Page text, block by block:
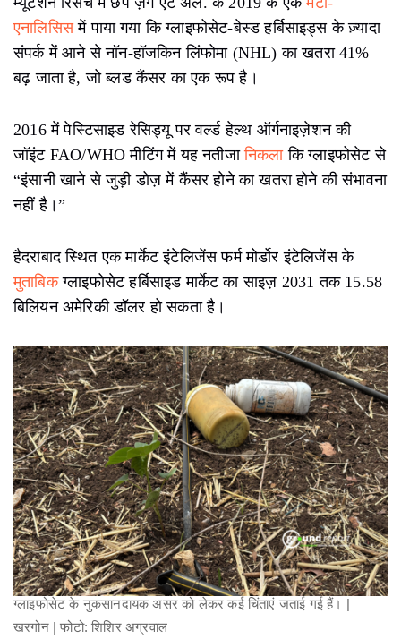
एनालिसिसमें पाया गया कि ग्लाइफोसेट-बेस्ड हर्बिसाइड्स के ज़्यादा
संपर्क में आने से नॉन-हॉजकिन लिंफोमा (NHL) का खतरा 41%
बढ़ जाता है, जो ब्लड कैंसर का एक रूप है।
2016 में पेस्टिसाइड रेसिड्यू पर वर्ल्ड हेल्थ ऑर्गनाइज़ेशन की
जॉइंट FAO/WHO मीटिंग में यह नतीजानिकलाकि ग्लाइफोसेट से
“इंसानी खाने से जुड़ी डोज़ में कैंसर होने का खतरा होने की संभावना
नहीं है।”
हैदराबाद स्थित एक मार्केट इंटेलिजेंस फर्म मोर्डोर इंटेलिजेंस के
मुताबिकग्लाइफोसेट हर्बिसाइड मार्केट का साइज़ 2031 तक 15.58
बिलियन अमेरिकी डॉलर हो सकता है।
ग्लाइफोसेट के नुकसानदायक असर को लेकर कई चिंताएं जताई गई हैं। |
खरगोन | फोटो: शिशिर अग्रवाल